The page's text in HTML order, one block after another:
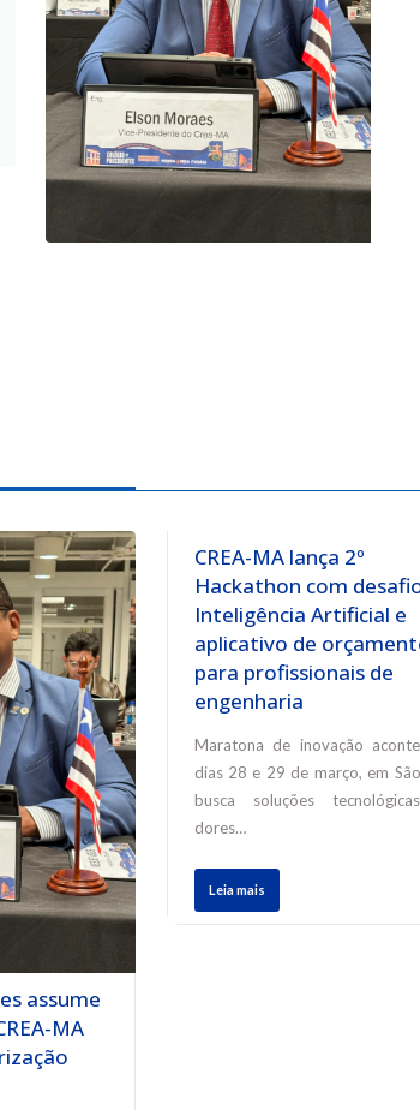
assume
MA
CREA-MA lança 2º
Hackathon com
Inteligência Artificial e
aplicativo de
para profissionais de
engenharia
Maratona de inovação
dias 28 e 29 de março, em
busca soluções
dores…
Leia mais